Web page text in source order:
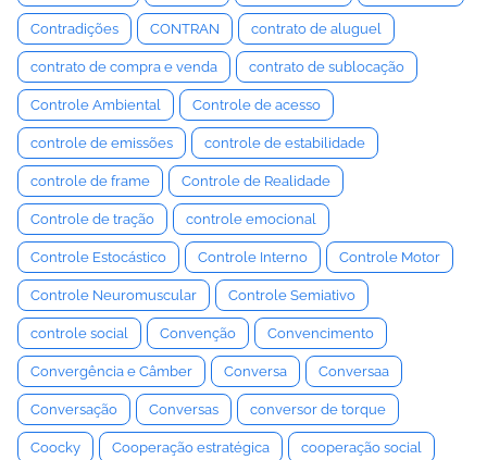
Contradições CONTRAN contrato de aluguel
contrato de compra e venda contrato de sublocação
Controle Ambiental Controle de acesso
controle de emissões controle de estabilidade
controle de frame Controle de Realidade
Controle de tração controle emocional
Controle Estocástico Controle Interno Controle Motor
Controle Neuromuscular Controle Semiativo
controle social Convenção Convencimento
Convergência e Câmber Conversa Conversaa
Conversação Conversas conversor de torque
Coocky Cooperação estratégica cooperação social